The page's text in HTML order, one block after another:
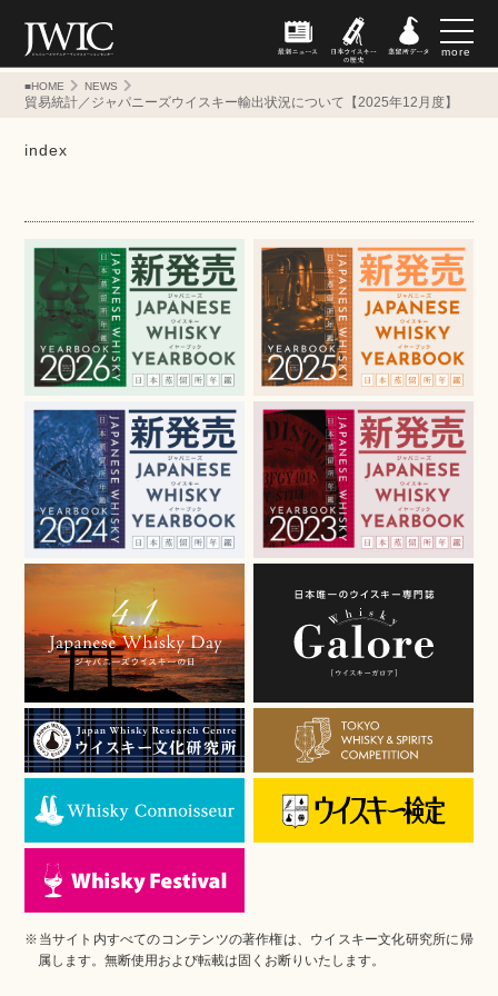
more
■HOME NEWS
貿易統計／ジャパニーズウイスキー輸出状況について【2025年12月度】
index
※当サイト内すべてのコンテンツの著作権は、ウイスキー文化研究所に帰
属します。無断使用および転載は固くお断りいたします。